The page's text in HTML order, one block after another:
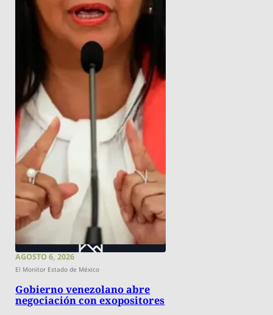
AGOSTO 6, 2026
El Monitor Estado de México
Gobierno venezolano abre
negociación con exopositores